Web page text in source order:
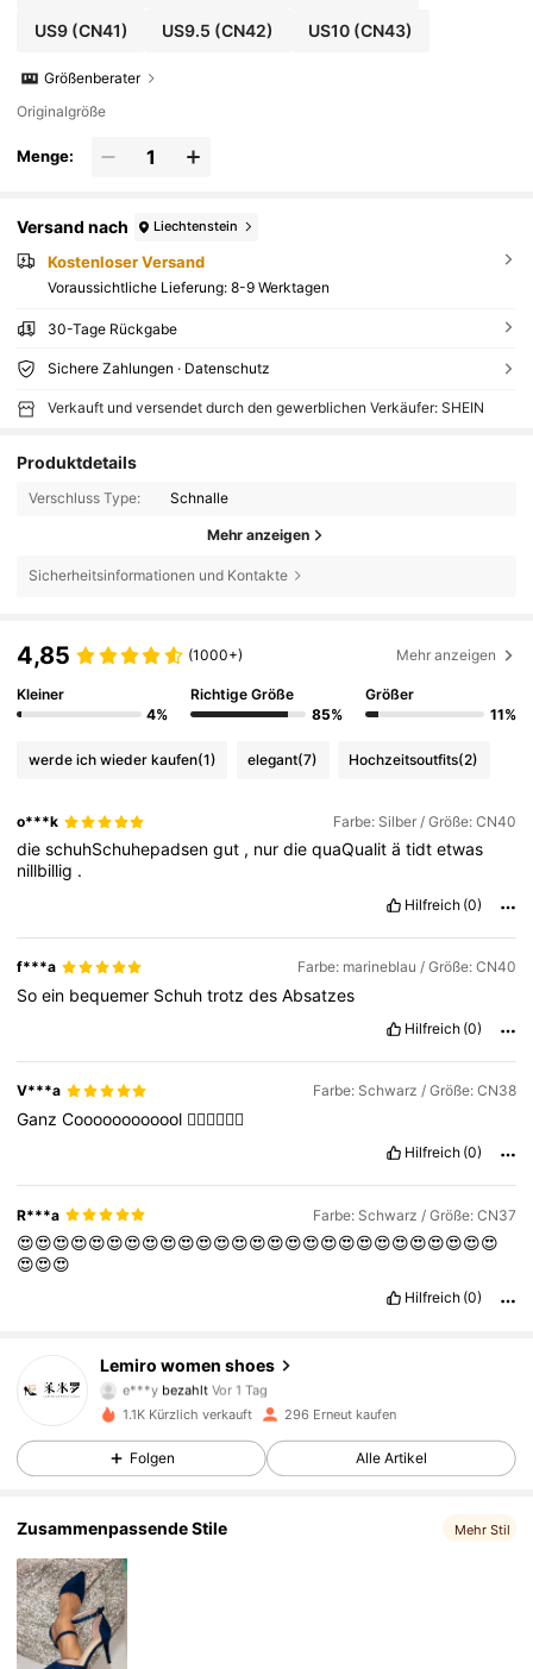
US9(CN41) US9.5 (CN42) US10(CN43)
Größenberater
Originalgröße
Menge:
Versand nach Liechtenstein
Kostenloser Versand
Voraussichtliche Lieferung: 8-9 Werktagen
30-Tage Rückgabe
Sichere Zahlungen · Datenschutz
Verkauft und versendet durch den gewerblichen Verkäufer: SHEIN
Produktdetails
Verschluss Type: Schnalle
Mehr anzeigen
Sicherheitsinformationen und Kontakte
4,85 (1000+) Mehr anzeigen
Kleiner
4%
Richtige Größe
85%
Größer
11%
werde ich wieder kaufen(1) elegant(7) Hochzeitsoutfits(2)
o***k Farbe: Silber / Größe: CN40
dieschuhSchuhepadsengut , nurdiequaQualitätidtetwas
nillbillig .
Hilfreich (0)
f***a Farbe: marineblau / Größe: CN40
Soein bequemer SchuhtrotzdesAbsatzes
Hilfreich (0)
V***a Farbe: Schwarz / Größe: CN38
GanzCoooooooooool 👍🏼👍🏼👍🏼
Hilfreich (0)
R***a Farbe: Schwarz / Größe: CN37
😍😍😍😍😍😍😍😍😍😍😍😍😍😍😍😍😍😍😍😍😍😍😍😍😍😍😍
😍😍😍
Hilfreich (0)
Lemiro women shoes
4,87
341 Follower
e***ybezahlt Vor 1 Tag
4,87
1.1K Kürzlich verkauft 296 Erneut kaufen
Folgen Alle Artikel
Zusammenpassende Stile Mehr Stil